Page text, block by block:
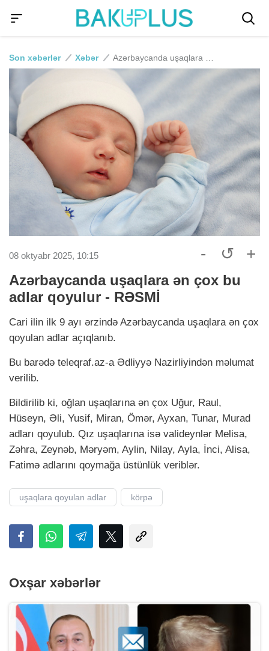
Son xəbərlər Xəbər
08 oktyabr 2025, 10:15 - ↺ +
Azərbaycanda uşaqlara ən çox bu
adlar qoyulur - RƏSMİ
Cari ilin ilk 9 ayı ərzində Azərbaycanda uşaqlara ən çox
qoyulan adlar açıqlanıb.
Bu barədə teleqraf.az-a Ədliyyə Nazirliyindən məlumat
verilib.
Bildirilib ki, oğlan uşaqlarına ən çox Uğur, Raul,
Hüseyn, Əli, Yusif, Miran, Ömər, Ayxan, Tunar, Murad
adları qoyulub. Qız uşaqlarına isə valideynlər Melisa,
Zəhra, Zeynəb, Məryəm, Aylin, Nilay, Ayla, İnci, Alisa,
Fatimə adlarını qoymağa üstünlük veriblər.
uşaqlara qoyulan adlar körpə
Oxşar xəbərlər